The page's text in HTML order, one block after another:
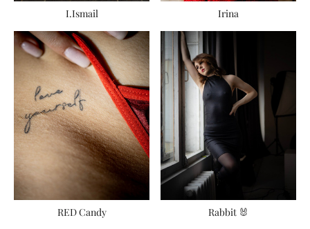
I.Ismail Irina
RED Candy Rabbit 🐰